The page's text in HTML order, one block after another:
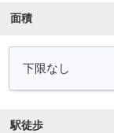
面積
駅徒歩